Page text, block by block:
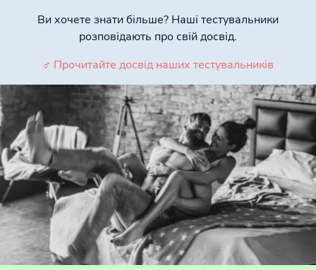
Ви хочете знати більше? Наші тестувальники
розповідають про свій досвід.
♂ Прочитайте досвід наших тестувальників